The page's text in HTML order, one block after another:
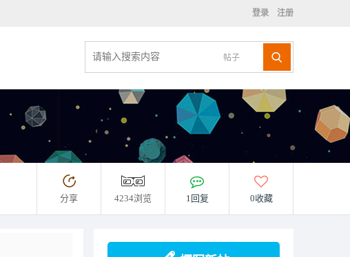
登录 注册
帖子
分享 4234浏览 1回复 0收藏